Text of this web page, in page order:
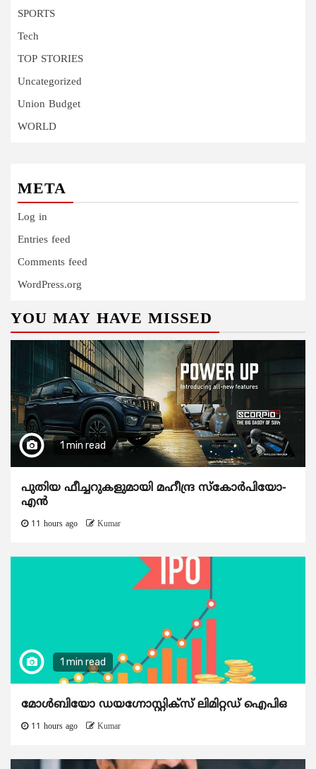
SPORTS
Tech
TOP STORIES
Uncategorized
Union Budget
WORLD
META
Log in
Entries feed
Comments feed
WordPress.org
YOU MAY HAVE MISSED
1 min read
പുതിയ ഫീച്ചറുകളുമായി മഹീന്ദ്ര സ്കോർപിയോ-
എൻ
11 hours ago Kumar
1 min read
മോൾബിയോ ഡയഗ്നോസ്റ്റിക്സ് ലിമിറ്റഡ് ഐപിഒ
11 hours ago Kumar